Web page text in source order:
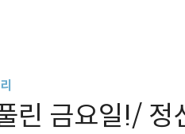
린 금요일!/